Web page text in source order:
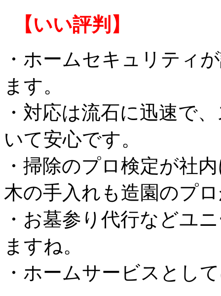
【いい評判】
・ホームセキュリティ
ます。
・対応は流石に迅速で
いて安心です。
・掃除のプロ検定が社
木の手入れも造園のプ
・お墓参り代行などユ
ますね。
・ホームサービスとし